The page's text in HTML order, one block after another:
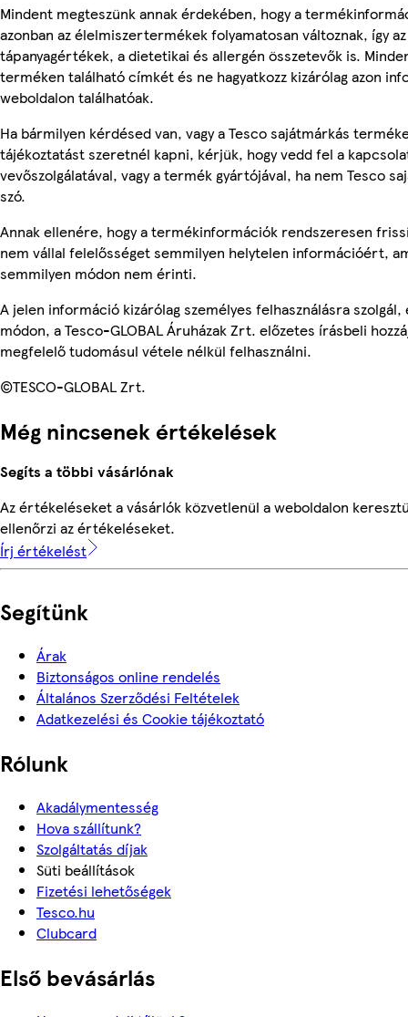
Mindent megteszünk annak érdekében, hogy a
azonban az élelmiszertermékek folyamatosan változnak, így
tápanyagértékek, a dietetikai és allergén összetevők is.
terméken található címkét és ne hagyatkozz kizárólag azon
weboldalon találhatóak.
Ha bármilyen kérdésed van, vagy a Tesco sajátmárkás
tájékoztatást szeretnél kapni, kérjük, hogy vedd fel a
vevőszolgálatával, vagy a termék gyártójával, ha nem Tesco
szó.
Annak ellenére, hogy a termékinformációk rendszeresen
nem vállal felelősséget semmilyen helytelen információért,
semmilyen módon nem érinti.
A jelen információ kizárólag személyes felhasználásra
módon, a Tesco-GLOBAL Áruházak Zrt. előzetes írásbeli
megfelelő tudomásul vétele nélkül felhasználni.
©TESCO-GLOBAL Zrt.
Még nincsenek értékelések
Segíts a többi vásárlónak
Az értékeléseket a vásárlók közvetlenül a weboldalon
ellenőrzi az értékeléseket.
Írj értékelést
Segítünk
Árak
Biztonságos online rendelés
Általános Szerződési Feltételek
Adatkezelési és Cookie tájékoztató
Rólunk
Akadálymentesség
Hova szállítunk?
Szolgáltatás díjak
Süti beállítások
Fizetési lehetőségek
Tesco.hu
Clubcard
Első bevásárlás